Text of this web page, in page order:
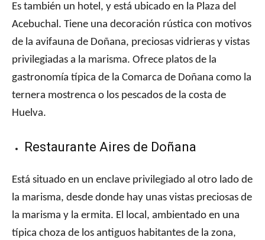
Es también un hotel, y está ubicado en la Plaza del
Acebuchal. Tiene una decoración rústica con motivos
de la avifauna de Doñana, preciosas vidrieras y vistas
privilegiadas a la marisma. Ofrece platos de la
gastronomía típica de la Comarca de Doñana como la
ternera mostrenca o los pescados de la costa de
Huelva.
Restaurante Aires de Doñana
Está situado en un enclave privilegiado al otro lado de
la marisma, desde donde hay unas vistas preciosas de
la marisma y la ermita. El local, ambientado en una
típica choza de los antiguos habitantes de la zona,